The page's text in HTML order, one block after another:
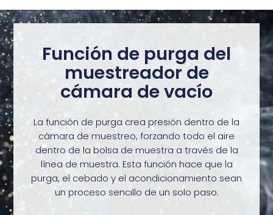
Función de purga del
muestreador de
cámara de vacío
La función de purga crea presión dentro de la
cámara de muestreo, forzando todo el aire
dentro de la bolsa de muestra a través de la
línea de muestra. Esta función hace que la
purga, el cebado y el acondicionamiento sean
un proceso sencillo de un solo paso.